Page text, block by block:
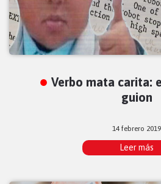
Verbo mata carita:
guion
14 febrero 2019
Leer más